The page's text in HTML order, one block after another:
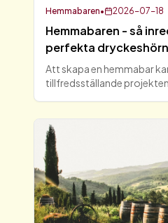
Hemmabaren• 2026-07-18
Hemmabaren - så
perfekta
Att skapa en hemmabar
tillfredsställande
hem, utan även en